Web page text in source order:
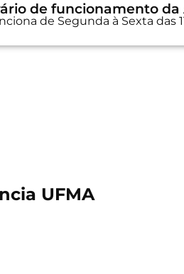
de funcionamento da
de Segunda à Sexta das
UFMA